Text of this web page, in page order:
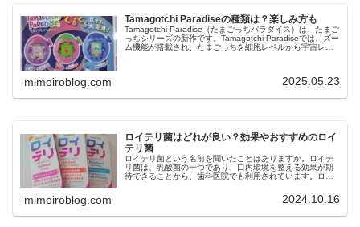
Tamagotchi Paradiseの種類は？楽しみ方も
Tamagotchi Paradise（たまごっちパラダイス）は、たまご
っちシリーズの新作です。Tamagotchi Paradiseでは、ズー
ム機能が搭載され、たまごっちを細胞レベルから宇宙レベ
mimoiroblog.com 2025.05.23
ロイテリ菌はどれが良い？効果やおすすめのロイ
テリ菌
ロイテリ菌という名前を聞いたことはありますか。ロイテ
リ菌は、乳酸菌の一つであり、口内環境を整える効果が期
待できることから、歯科医院でも利用されています。ロイ
mimoiroblog.com 2024.10.16